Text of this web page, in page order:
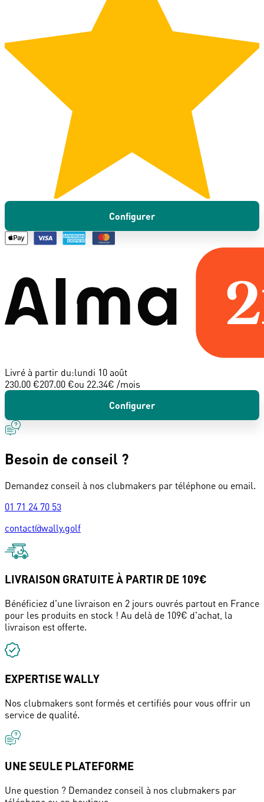
Configurer
Livré à partir du:lundi 10 août
230.00 €207.00 €ou 22.34€ /mois
Configurer
Besoin de conseil ?
Demandez conseil à nos clubmakers par téléphone ou email.
01 71 24 70 53
contact@wally.golf
LIVRAISON GRATUITE À PARTIR DE 109€
Bénéficiez d'une livraison en 2 jours ouvrés partout en France
pour les produits en stock ! Au delà de 109€ d'achat, la
livraison est offerte.
EXPERTISE WALLY
Nos clubmakers sont formés et certifiés pour vous offrir un
service de qualité.
UNE SEULE PLATEFORME
Une question ? Demandez conseil à nos clubmakers par